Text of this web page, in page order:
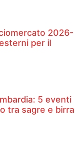
2026-
per il
5 eventi
tra sagre e birra